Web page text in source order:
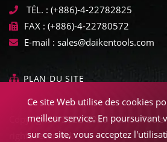
TÉL. : (+886)-4-22782825
FAX : (+886)-4-22780572
E-mail : sales@daikentools.com
PLAN DU SITE
Copyright © 2022-2026 Daiken
rights reserved.
Ce site Web utilise des cookies
meilleur service. En poursuivant
sur ce site, vous acceptez